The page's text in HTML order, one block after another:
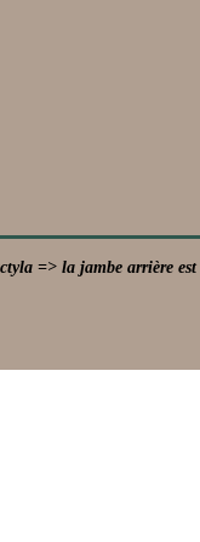
=> la jambe arrière